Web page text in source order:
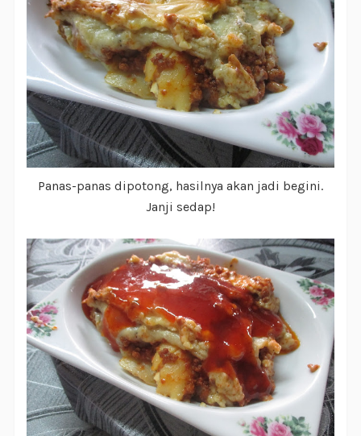
Panas-panas dipotong, hasilnya akan jadi begini.
Janji sedap!